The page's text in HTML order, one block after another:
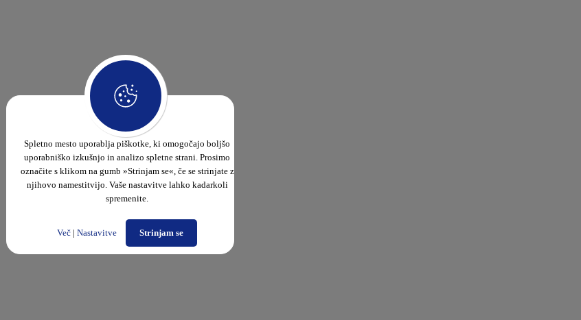
Spletno mesto uporablja piškotke, ki omogočajo boljšo
uporabniško izkušnjo in analizo spletne strani. Prosimo
označite s klikom na gumb »Strinjam se«, če se strinjate z
njihovo namestitvijo. Vaše nastavitve lahko kadarkoli
spremenite.
Več | Nastavitve Strinjam se